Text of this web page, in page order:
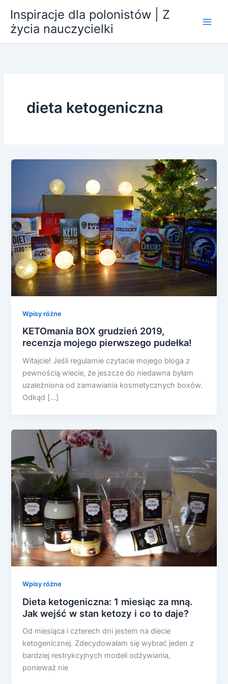
treści
Inspiracje dla polonistów | Z
życia nauczycielki
dieta ketogeniczna
Wpisy różne
KETOmania BOX grudzień 2019,
recenzja mojego pierwszego pudełka!
Witajcie! Jeśli regularnie czytacie mojego bloga z
pewnością wiecie, że jeszcze do niedawna byłam
uzależniona od zamawiania kosmetycznych boxów.
Odkąd […]
Wpisy różne
Dieta ketogeniczna: 1 miesiąc za mną.
Jak wejść w stan ketozy i co to daje?
Od miesiąca i czterech dni jestem na diecie
ketogenicznej. Zdecydowałam się wybrać jeden z
bardziej restrykcyjnych modeli odżywiania,
ponieważ nie